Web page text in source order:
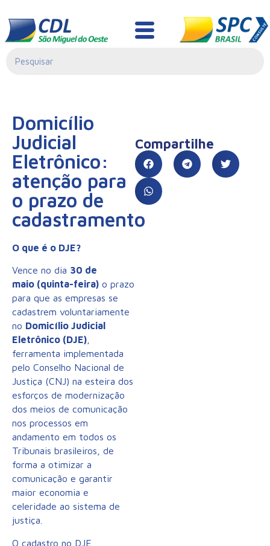
Informativo Jurídico
Domicílio
Judicial
Eletrônico:
atenção para
o prazo de
cadastramento
O que é o DJE?
Vence no dia 30 de
maio (quinta-feira) o prazo
para que as empresas se
cadastrem voluntariamente
no Domicílio Judicial
Eletrônico (DJE)
ferramenta implementada
pelo Conselho Nacional de
Justiça (CNJ) na esteira dos
esforços de modernização
dos meios de comunicação
nos processos em
andamento em todos os
Tribunais brasileiros, de
forma a otimizar a
comunicação e garantir
maior economia e
celeridade ao sistema de
justiça.
O cadastro no DJE
Compartilhe